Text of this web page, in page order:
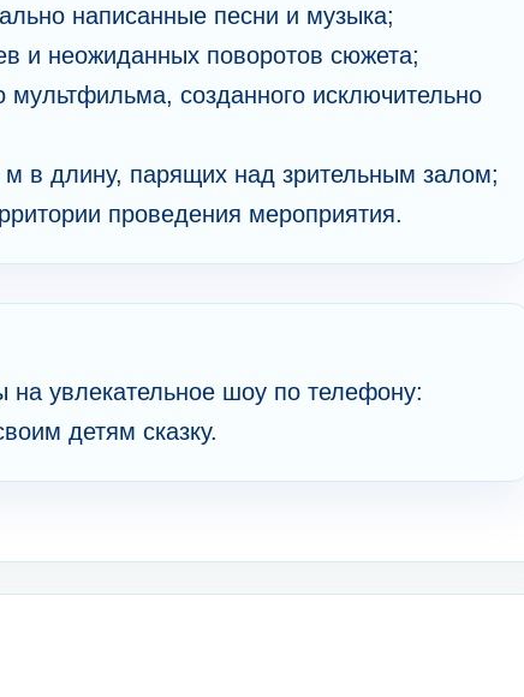
написанные песни и музыка;
и неожиданных поворотов сюжета;
мультфильма, созданного исключительно
в длину, парящих над зрительным залом;
проведения мероприятия.
на увлекательное шоу по телефону:
детям сказку.